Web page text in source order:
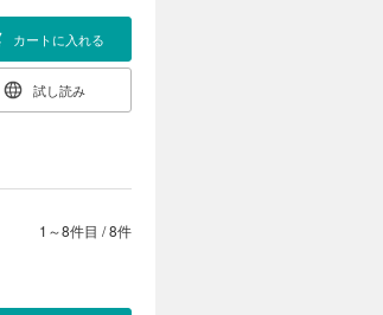
カートに入れる
試し読み
1～8件目 /8件